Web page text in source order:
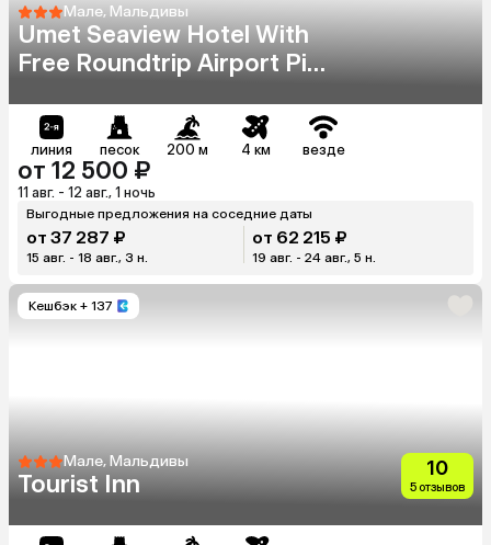
Мале, Мальдивы
Umet Seaview Hotel With
Free Roundtrip Airport Pick
линия песок 200 м 4 км везде
от 12 500 ₽
11 авг. - 12 авг., 1 ночь
Выгодные предложения на соседние даты
от 37 287 ₽
15 авг. - 18 авг., 3 н.
от 62 215 ₽
19 авг. - 24 авг., 5 н.
Кешбэк + 137
Мале, Мальдивы
Tourist Inn
10
5 отзывов